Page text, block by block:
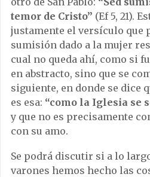
temor de Cristo” (Ef 5, 21).
justamente el versículo que
sumisión dado a la mujer
cual no queda ahí, como si
en abstracto, sino que se
siguiente, en donde se dice
es esa: “como la Iglesia se
y que no es precisamente
con su amo.
Se podrá discutir si a lo
varones hemos hecho las